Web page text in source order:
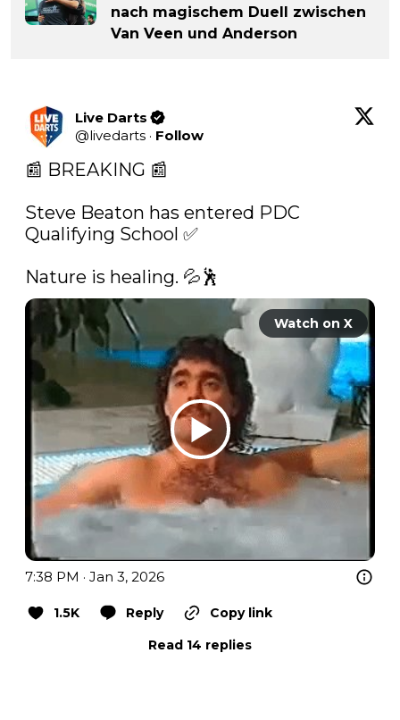
nach magischem Duell zwischen
Van Veen und Anderson
Live Darts
@livedarts · Follow
📰 BREAKING 📰
Steve Beaton has entered PDC
Qualifying School ✅
Nature is healing. 💦🕺
Watch on X
7:38 PM · Jan 3, 2026
1.5K Reply
Copy link
Read 14 replies